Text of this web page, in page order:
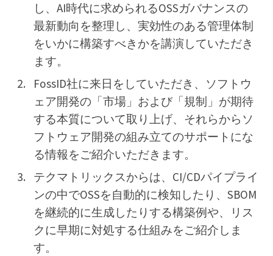
し、AI時代に求められるOSSガバナンスの
最新動向を整理し、実効性のある管理体制
をいかに構築すべきかを講演していただき
ます。
FossID社に来日をしていただき、ソフトウ
ェア開発の「市場」および「規制」が期待
する本質について取り上げ、それらからソ
フトウェア開発の組み立てのサポートにな
る情報をご紹介いただきます。
テクマトリックスからは、CI/CDパイプライ
ンの中でOSSを自動的に検知したり、SBOM
を継続的に生成したりする構築例や、リス
クに早期に対処する仕組みをご紹介しま
す。